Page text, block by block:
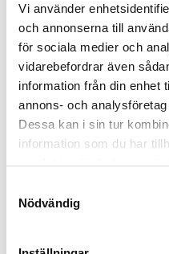
Vi använder
och annonserna till
för sociala medier och
vidarebefordrar även
information från din enhet
annons- och
Dessa kan i sin tur
information som du har
samlat in när du har
Nödvändig
Certifierad cykelservice & Shimano
Allt inom cykel på ett ställe
Kunnig personal och hög kundnöjdhet
från kedjan (samt öronen